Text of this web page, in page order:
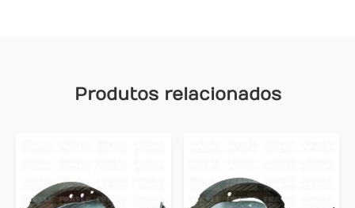
Produtos relacionados